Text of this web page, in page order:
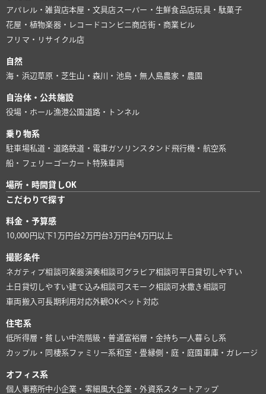
アパレル・雑貨店本屋・文具店 スーパー・生鮮食品店玩具・駄菓子
花屋・植物楽器・レコード コンビニ商店街・商業ビル
フリマ・リサイクル店
自然
海・浜辺 草原・芝生山・森川・池島・無人島農家・農園
自治体・公共施設
役場・ホール漁港公園 道路・トンネル
乗り物系
駐車場私道・道路鉄道・電車 ガソリンスタンド 飛行機・航空系
船・フェリー ゴーカート特殊車両
場所・時間貸しOK
こだわりで探す
料金・予算感
10,000円以下1万円台2万円台3万円台4万円以上
撮影条件
ネガティブ相談可楽器演奏相談可 グラビア相談可 平日貸切しやすい
土日貸切しやすい建て込み相談可 スモーク相談可 水撒き相談可
車両搬入可長期利用対応外観OKペット対応
住宅系
低所得層・貧しい中流階級・普通富裕層・金持ち 一人暮らし系
カップル・同棲系ファミリー系和室・畳縁側・庭・庭園 車庫・ガレージ
オフィス系
個人事務所中小企業・零細風大企業・外資系スタートアップ